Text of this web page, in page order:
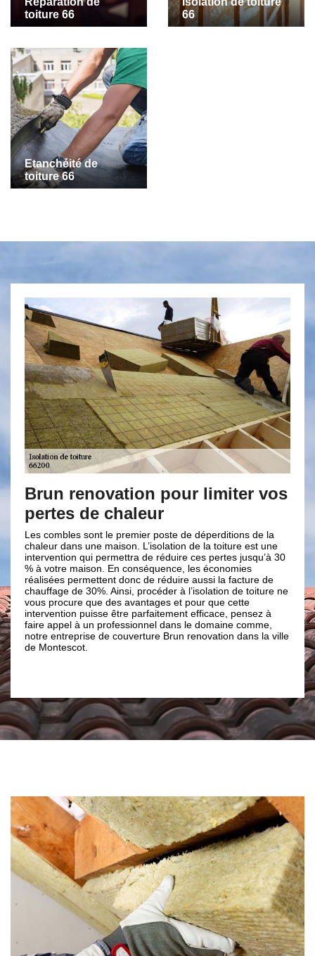
toiture 66
66
Etanchéité de
toiture 66
pour limiter vos
poste de déperditions de la
de la toiture est une
réduire ces pertes jusqu’à 30
les économies
réduire aussi la facture de
à l’isolation de toiture ne
et pour que cette
efficace, pensez à
dans le domaine comme,
Brun renovation dans la ville
Réclamer un
demande de devis
de comble à
Une isolation de comble est une
toiture. Or établir une isolation de
chose facile à faire et qu’il faut
pour garantir le bon fonctionnement
de faire engager des professionnels,
l’étendue de la dépense. Habitant
choisissez de remplir un formulaire
en isolation de comble auprès de
Montescot et appréciez leur
engagera en rien donc vous n’avez